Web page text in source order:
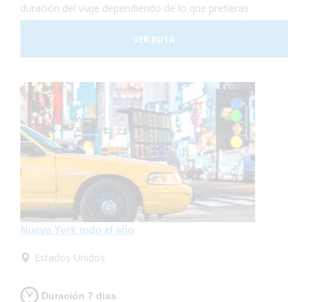
duración del viaje dependiendo de lo que prefieras
visitar. Recorrerás Las Vegas, capital mundial del ocio
más desenfrenado y la mejor plataforma de salida a las
excursiones al Gran Cañón del Colorado, Los Ángeles,
y la favorita de todo el estado de California. Turismo
accesible al más puro estilo americano!
VER RUTA
Nueva York todo el año
Estados Unidos
Duración 7 dias